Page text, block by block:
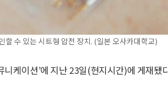
수 있는 시트형 압전 장치. (일본 오사카대학교)
니케이션’에 지난 23일(현지시간)에 게재됐